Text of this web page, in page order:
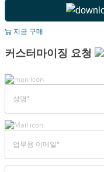
지금 구매
커스터마이징 요청